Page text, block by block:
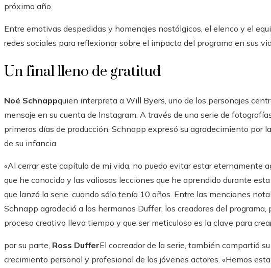
próximo año.
Entre emotivas despedidas y homenajes nostálgicos, el elenco y el
redes sociales para reflexionar sobre el impacto del programa en sus
Un final lleno de gratitud
Noé Schnappquien interpreta a Will Byers, uno de los personajes
mensaje en su cuenta de Instagram. A través de una serie de
primeros días de producción, Schnapp expresó su agradecimiento por
de su infancia.
«Al cerrar este capítulo de mi vida, no puedo evitar estar eternamente
que he conocido y las valiosas lecciones que he aprendido durante
que lanzó la serie. cuando sólo tenía 10 años. Entre las menciones
Schnapp agradeció a los hermanos Duffer, los creadores del programa,
proceso creativo lleva tiempo y que ser meticuloso es la clave para
por su parte, Ross DufferEl cocreador de la serie, también compartió
crecimiento personal y profesional de los jóvenes actores. «Hemos